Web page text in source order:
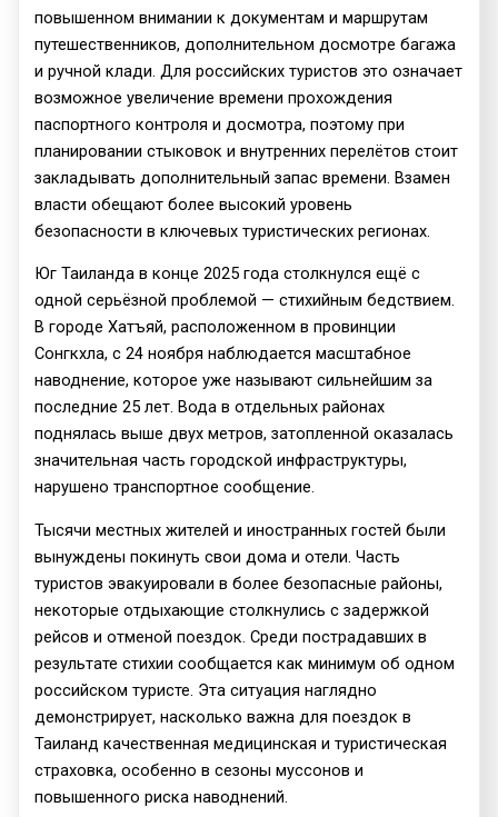
повышенном внимании к документам и маршрутам
путешественников, дополнительном досмотре багажа
и ручной клади. Для российских туристов это означает
возможное увеличение времени прохождения
паспортного контроля и досмотра, поэтому при
планировании стыковок и внутренних перелётов стоит
закладывать дополнительный запас времени. Взамен
власти обещают более высокий уровень
безопасности в ключевых туристических регионах.
Юг Таиланда в конце 2025 года столкнулся ещё с
одной серьёзной проблемой — стихийным бедствием.
В городе Хатъяй, расположенном в провинции
Сонгкхла, с 24 ноября наблюдается масштабное
наводнение, которое уже называют сильнейшим за
последние 25 лет. Вода в отдельных районах
поднялась выше двух метров, затопленной оказалась
значительная часть городской инфраструктуры,
нарушено транспортное сообщение.
Тысячи местных жителей и иностранных гостей были
вынуждены покинуть свои дома и отели. Часть
туристов эвакуировали в более безопасные районы,
некоторые отдыхающие столкнулись с задержкой
рейсов и отменой поездок. Среди пострадавших в
результате стихии сообщается как минимум об одном
российском туристе. Эта ситуация наглядно
демонстрирует, насколько важна для поездок в
Таиланд качественная медицинская и туристическая
страховка, особенно в сезоны муссонов и
повышенного риска наводнений.